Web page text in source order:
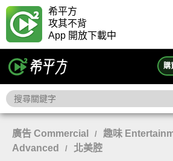
希平方
攻其不背
App 開放下載中
購
廣告 Commercial / 趣味
Advanced
/ 北美腔